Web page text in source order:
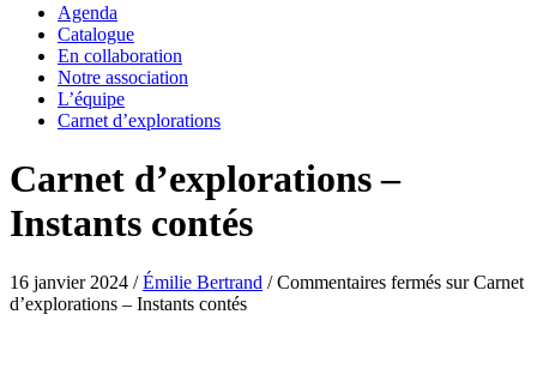
Agenda
Catalogue
En collaboration
Notre association
L’équipe
Carnet d’explorations
Carnet d’explorations –
Instants contés
16 janvier 2024 /Émilie Bertrand /Commentaires fermés sur Carnet
d’explorations – Instants contés